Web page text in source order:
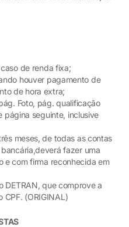
de renda fixa;
houver pagamento de
de hora extra;
Foto, pág. qualificação
página seguinte, inclusive
meses, de todas as contas
fazer uma
e com firma reconhecida em
DETRAN, que comprove a
CPF. (ORIGINAL)